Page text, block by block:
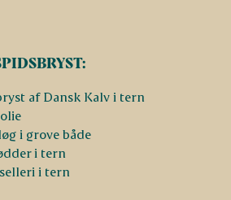
af Dansk Kalv i tern
i grove både
i tern
i tern